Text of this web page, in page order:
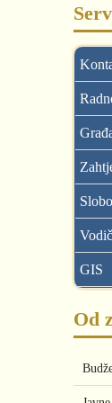
GIS
Od